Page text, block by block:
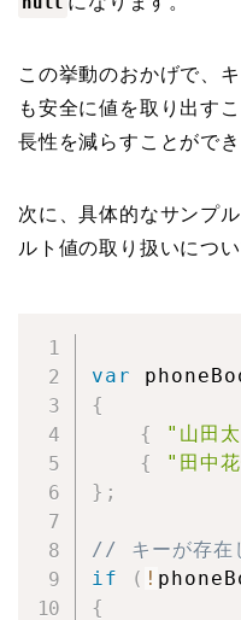
この挙動のおかげで、
も安全に値を取り出す
長性を減らすことができ
次に、具体的なサンプ
ルト値の取り扱いにつ
var
{
{
"山田
{
"田中
} ;
// キーが存在
if
( !
{